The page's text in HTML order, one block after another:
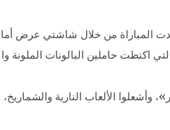
المباراة من خلال شاشتي عرض أمام
اكتظت حاملين البالونات
وأشعلوا الألعاب النارية